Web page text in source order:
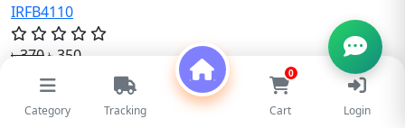
IRFB4110
৳ 370৳ 350
অর্ডার করুন
Category Tracking
0
Cart Login